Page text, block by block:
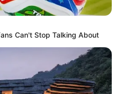
Can't Stop Talking About